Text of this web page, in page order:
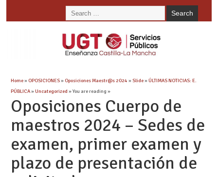
Home» OPOSICIONES» Oposiciones Maestr@s 2024 »Slide»ÚLTIMAS NOTICIAS: E.
PÚBLICA»Uncategorized » You are reading »
Oposiciones Cuerpo de
maestros 2024 – Sedes de
examen, primer examen y
plazo de presentación de